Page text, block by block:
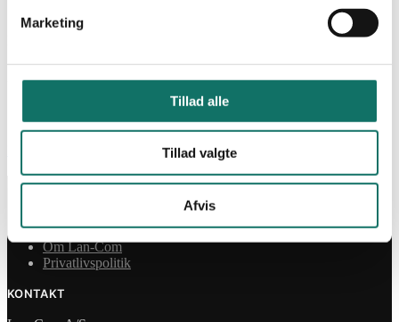
Marketing
Tillad alle
Tillad valgte
Afvis
Adgangskode*Påkrævet
INFORMATION
Salgs- og leveringsbetingelser
CSR
Om Lan-Com
Privatlivspolitik
KONTAKT